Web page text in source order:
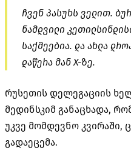
ჩვენ პასუხს ველით.
ნამდვილი
საქმეებია. და ახლა
დაწერა მან X-ზე.
რუსეთის დელეგაციის
მედინსკიმ განაცხადა,
უკვე მომდევნო კვირაში,
გადაეცემა.